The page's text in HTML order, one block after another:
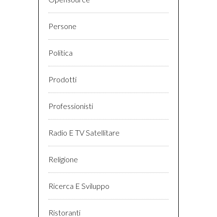
Persone
Politica
Prodotti
Professionisti
Radio E TV Satellitare
Religione
Ricerca E Sviluppo
Ristoranti